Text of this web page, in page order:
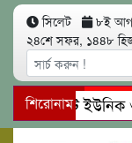
সিলেট ৮ই
২৪শে সফর, ১৪৪৮
শিরোনাম
সিলেটে ইউনিক ও
গোয়াইনঘাটে